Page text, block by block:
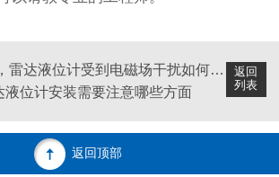
返回
列表
达液位计受到电磁场干扰如何处理？
液位计安装需要注意哪些方面
返回顶部